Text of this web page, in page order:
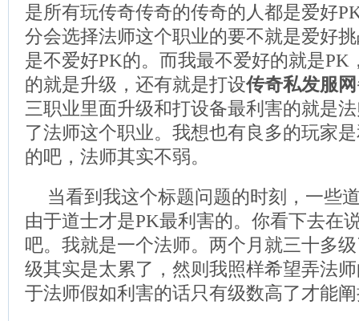
是所有玩传奇传奇的传奇的人都是爱好
分会选择法师这个职业的要不就是爱好
是不爱好PK的。而我最不爱好的就是PK
的就是升级，还有就是打设传奇私发服网
三职业里面升级和打设备最利害的就是
了法师这个职业。我想也有良多的玩家
的吧，法师其实不弱。
当看到我这个标题问题的时刻，一些
由于道士才是PK最利害的。你看下去在
吧。我就是一个法师。两个月就三十多
级其实是太累了，然则我照样希望弄法
于法师假如利害的话只有级数高了才能